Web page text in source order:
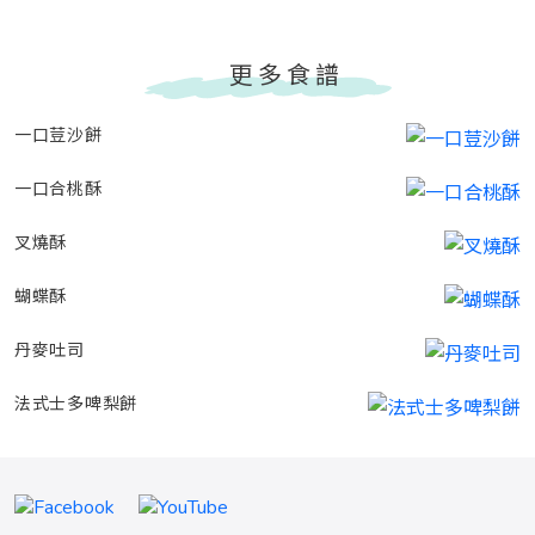
更多食譜
一口荳沙餅
一口合桃酥
叉燒酥
蝴蝶酥
丹麥吐司
法式士多啤梨餅